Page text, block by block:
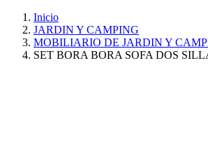
Inicio
JARDIN Y CAMPING
MOBILIARIO DE JARDIN Y
SET BORA BORA SOFA DOS